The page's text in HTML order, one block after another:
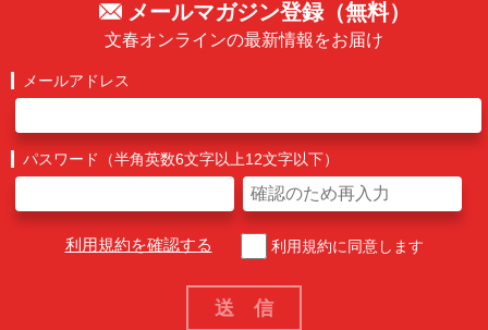
メールマガジン登録（無料）
文春オンラインの最新情報をお届け
メールアドレス
パスワード（半角英数6文字以上12文字以下）
利用規約を確認する 利用規約に同意します